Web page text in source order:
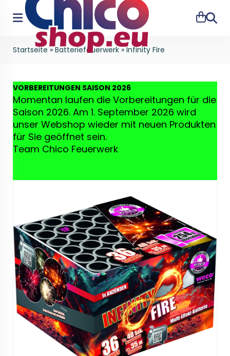
Suche
Startseite »Batteriefeuerwerk»Infinity Fire
VORBEREITUNGEN SAISON 2026
Momentan laufen die Vorbereitungen für die
Saison 2026. Am 1. September 2026 wird
unser Webshop wieder mit neuen Produkten
für Sie geöffnet sein.
Team Chico Feuerwerk